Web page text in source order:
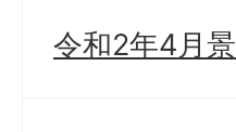
令和2年4月